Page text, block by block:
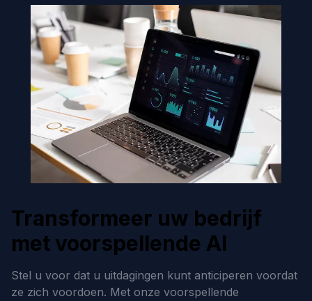
Transformeer uw bedrijf
met voorspellende AI
Stel u voor dat u uitdagingen kunt anticiperen voordat
ze zich voordoen. Met onze voorspellende